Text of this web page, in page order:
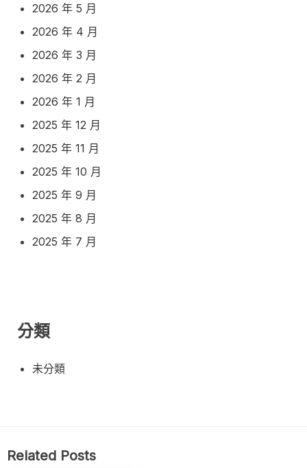
2026 年 5 月
2026 年 4 月
2026 年 3 月
2026 年 2 月
2026 年 1 月
2025 年 12 月
2025 年 11 月
2025 年 10 月
2025 年 9 月
2025 年 8 月
2025 年 7 月
分類
未分類
Related Posts